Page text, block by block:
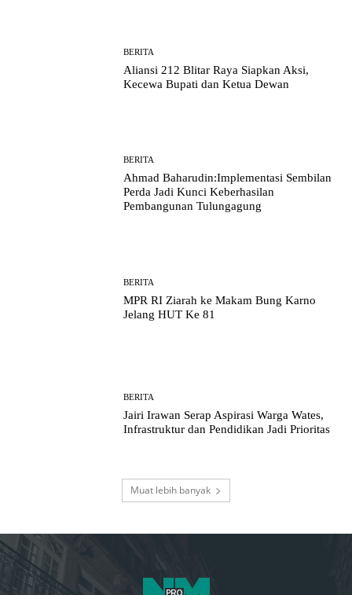
BERITA
Aliansi 212 Blitar Raya Siapkan Aksi,
Kecewa Bupati dan Ketua Dewan
BERITA
Ahmad Baharudin:Implementasi Sembilan
Perda Jadi Kunci Keberhasilan
Pembangunan Tulungagung
BERITA
MPR RI Ziarah ke Makam Bung Karno
Jelang HUT Ke 81
BERITA
Jairi Irawan Serap Aspirasi Warga Wates,
Infrastruktur dan Pendidikan Jadi Prioritas
Muat lebih banyak